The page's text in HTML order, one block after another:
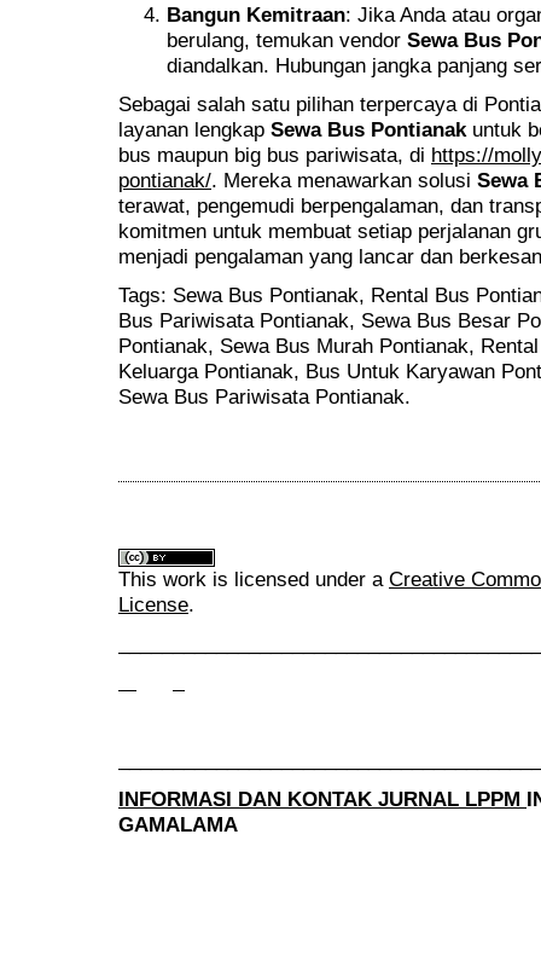
Bangun Kemitraan: Jika Anda atau
berulang, temukan vendor Sewa Bus
diandalkan. Hubungan jangka panjang
Sebagai salah satu pilihan terpercaya di
layanan lengkap Sewa Bus Pontianakuntuk
bus maupun big bus pariwisata, di https://
pontianak/. Mereka menawarkan solusi Sewa
terawat, pengemudi berpengalaman, dan
komitmen untuk membuat setiap perjalanan
menjadi pengalaman yang lancar dan
Tags: Sewa Bus Pontianak, Rental Bus
Bus Pariwisata Pontianak, Sewa Bus Besar
Pontianak, Sewa Bus Murah Pontianak,
Keluarga Pontianak, Bus Untuk Karyawan
Sewa Bus Pariwisata Pontianak.
This work is licensed under a Creative
License.
INFORMASI DAN KONTAK JURNAL LPPM
GAMALAMA